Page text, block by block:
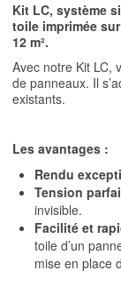
Kit LC, système
toile imprimée
12 m².
Avec notre Kit LC,
de panneaux. Il
existants.
Les avantages :
Rendu
Tension
invisible.
Facilité et
toile d’un
mise en place